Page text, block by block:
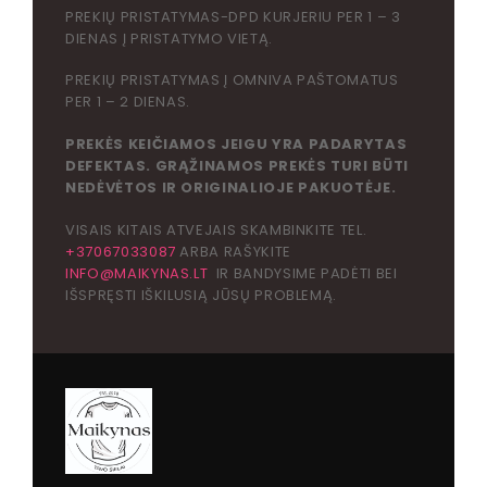
PREKIŲ PRISTATYMAS-DPD KURJERIU PER 1 – 3
DIENAS Į PRISTATYMO VIETĄ.
PREKIŲ PRISTATYMAS Į OMNIVA PAŠTOMATUS
PER 1 – 2 DIENAS.
PREKĖS KEIČIAMOS JEIGU YRA PADARYTAS
DEFEKTAS. GRĄŽINAMOS PREKĖS TURI BŪTI
NEDĖVĖTOS IR ORIGINALIOJE PAKUOTĖJE.
VISAIS KITAIS ATVEJAIS SKAMBINKITE TEL.
+37067033087 ARBA RAŠYKITE
INFO@MAIKYNAS.LT IR BANDYSIME PADĖTI BEI
IŠSPRĘSTI IŠKILUSIĄ JŪSŲ PROBLEMĄ.